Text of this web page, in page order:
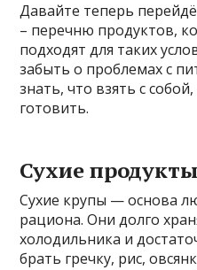
Давайте теперь
– перечню продуктов,
подходят для таких
забыть о проблемах с
знать, что взять с
готовить.
Сухие
Сухие крупы — основа
рациона. Они долго
холодильника и
брать гречку, рис,